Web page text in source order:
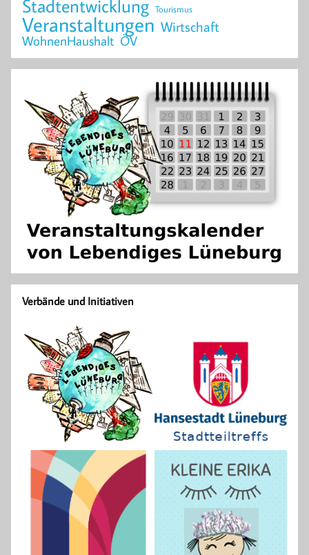
Stadtentwicklung Tourismus
Veranstaltungen Wirtschaft
WohnenHaushalt ÖV
Verbände und Initiativen